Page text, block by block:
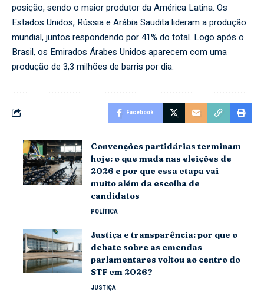
posição, sendo o maior produtor da América Latina. Os
Estados Unidos, Rússia e Arábia Saudita lideram a produção
mundial, juntos respondendo por 41% do total. Logo após o
Brasil, os Emirados Árabes Unidos aparecem com uma
produção de 3,3 milhões de barris por dia.
Facebook
Convenções partidárias terminam
hoje: o que muda nas eleições de
2026 e por que essa etapa vai
muito além da escolha de
candidatos
POLÍTICA
Justiça e transparência: por que o
debate sobre as emendas
parlamentares voltou ao centro do
STF em 2026?
JUSTIÇA